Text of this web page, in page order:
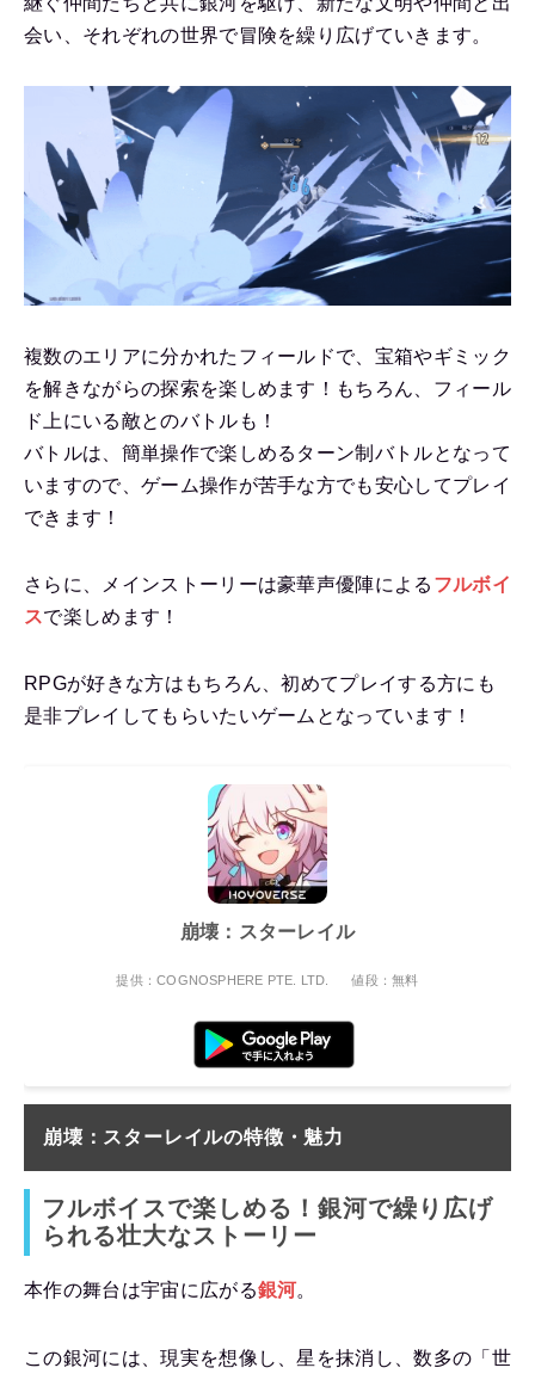
会い、それぞれの世界で冒険を繰り広げていきます。
複数のエリアに分かれたフィールドで、宝箱やギミック
を解きながらの探索を楽しめます！もちろん、フィール
ド上にいる敵とのバトルも！
バトルは、簡単操作で楽しめるターン制バトルとなって
いますので、ゲーム操作が苦手な方でも安心してプレイ
できます！
さらに、メインストーリーは豪華声優陣による フルボイ
スで楽しめます！
RPGが好きな方はもちろん、初めてプレイする方にも
是非プレイしてもらいたいゲームとなっています！
崩壊：スターレイル
提供：COGNOSPHERE PTE. LTD. 値段：無料
崩壊：スターレイルの特徴・魅力
フルボイスで楽しめる！銀河で繰り広げ
られる壮大なストーリー
本作の舞台は宇宙に広がる銀河。
この銀河には、現実を想像し、星を抹消し、数多の「世